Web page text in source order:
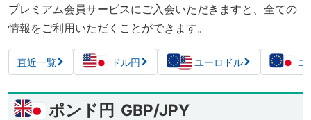
プレミアム会員サービスにご入会いただきますと、全ての
情報をご利用いただくことができます。
直近一覧 ドル円 ユーロドル ユ
ポンド円 GBP/JPY